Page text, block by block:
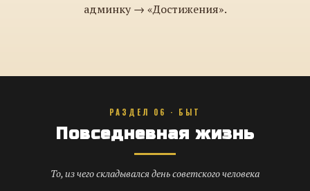
админку → «Достижения».
РАЗДЕЛ 06 · БЫТ
Повседневная жизнь
То, из чего складывался день советского человека